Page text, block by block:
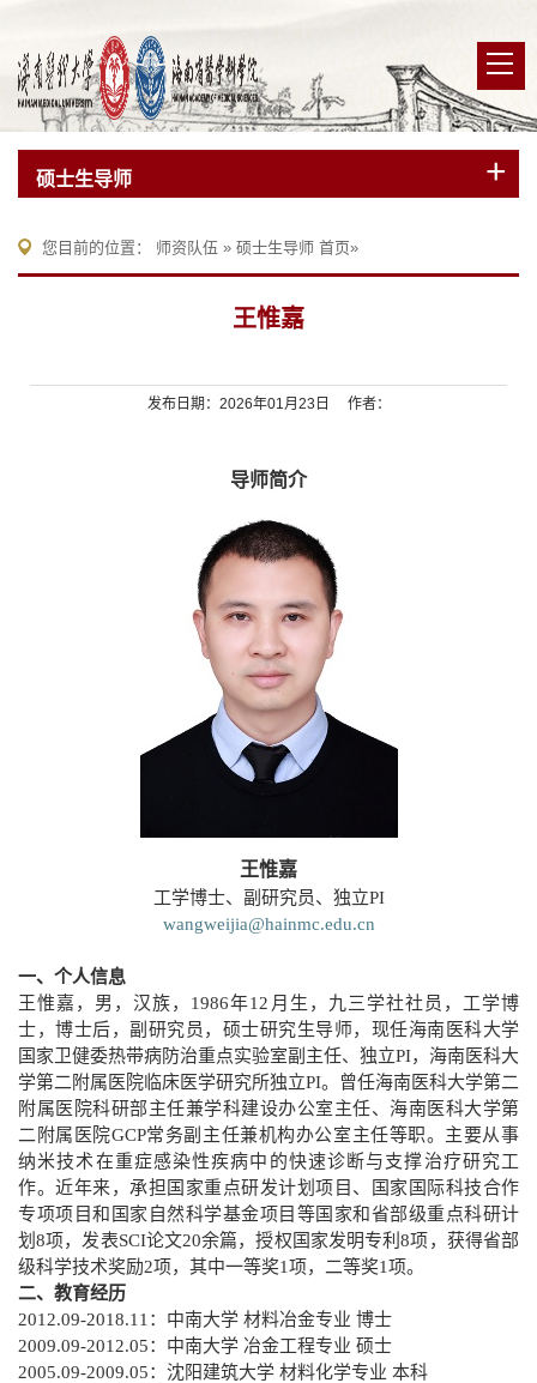
硕士生导师
您目前的位置： 师资队伍 » 硕士生导师 首页»
王惟嘉
发布日期：2026年01月23日 作者：
导师简介
王惟嘉
工学博士、副研究员、独立PI
wangweijia@hainmc.edu.cn
一、个人信息
王惟嘉，男，汉族， 1986年12月生，九三学社社员，工学博
士，博士后，副研究员，硕士研究生导师，现任海南医科大学
国家卫健委热带病防治重点实验室副主任、独立PI，海南医科大
学第二附属医院 临床医学研究所独立PI。
曾任海南医科大学第二
附属医院科研部主任兼学科建设办公室主任、海南医科大学第
二附属医院GCP常务副主任兼机构办公室主任等职。 主要从事
纳米技术在重症感染性疾病中 的快速诊断与支撑治疗研究工
作。 近年来，承担国家重点研发计划项目、国家国际科技合作
专项项目和国家自然科学基金项目等国家和省部级重点科研计
划8项，发表SCI论文20余篇，授权国家发明专利8项，获得省部
级科学技术奖励2项，其中一等奖1项，二等奖1项。
二、教育经历
2012.09-2018.11 ：中南大学 材料冶金专业 博士
2009.09-2012.05：中南大学 冶金工程专业 硕士
2005.09-2009.05：沈阳建筑大学 材料化学专业 本科